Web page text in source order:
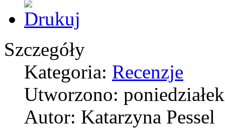
Szczegóły
Kategoria: Recenzje
Utworzono:
Autor: Katarzyna Pessel